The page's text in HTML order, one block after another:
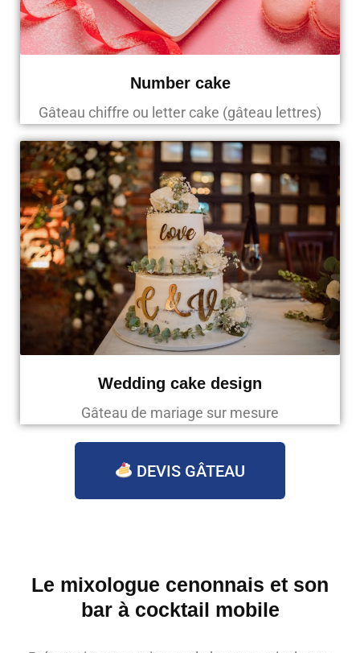
Number cake
Gâteau chiffre ou letter cake (gâteau lettres)
Wedding cake design
Gâteau de mariage sur mesure
DEVIS GÂTEAU
Le mixologue cenonnais et son
bar à cocktail mobile